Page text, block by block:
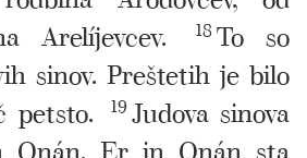
Arelíjevcev.
18 To so
sinov. Preštetih je bilo
petsto.
19 Judova sinova
Er in Onán sta